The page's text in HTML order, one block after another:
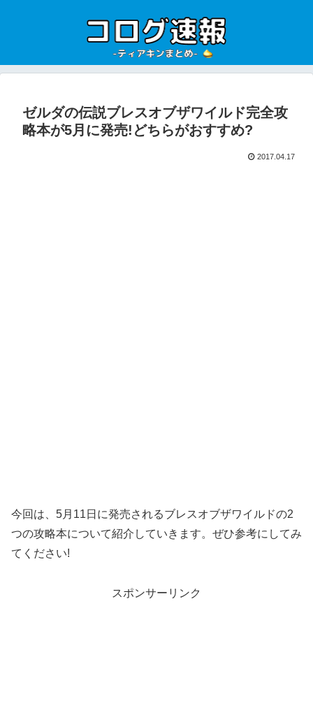
ゼルダの伝説ブレスオブザワイルド完全攻
略本が5月に発売!どちらがおすすめ?
2017.04.17
今回は、5月11日に発売されるブレスオブザワイルドの2
つの攻略本について紹介していきます。ぜひ参考にしてみ
てください!
スポンサーリンク